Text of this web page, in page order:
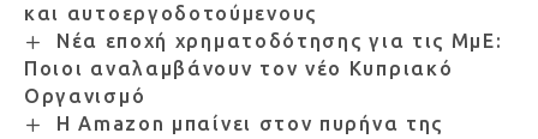
και αυτοεργοδοτούμενους
Νέα εποχή χρηματοδότησης για τις ΜμΕ:
Ποιοι αναλαμβάνουν τον νέο Κυπριακό
Οργανισμό
Η Amazon μπαίνει στον πυρήνα της